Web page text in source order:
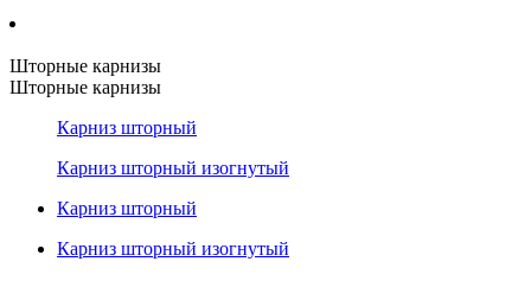
Шторные карнизы
Шторные карнизы
Карниз шторный
Карниз шторный изогнутый
Карниз шторный
Карниз шторный изогнутый